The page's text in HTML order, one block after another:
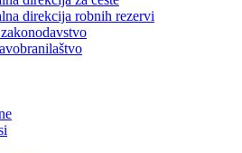
direkcija robnih rezervi